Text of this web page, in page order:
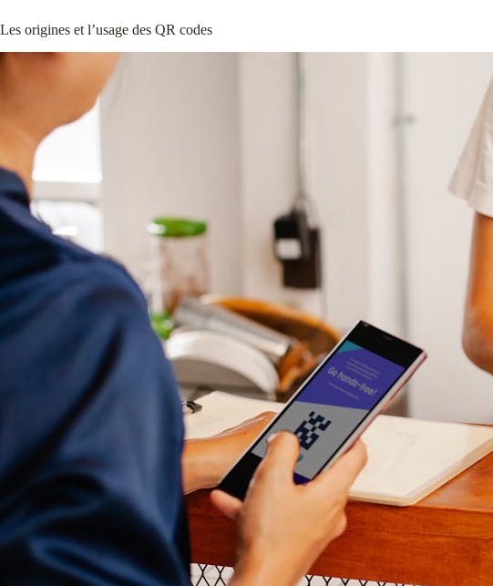
Les origines et l’usage des QR codes